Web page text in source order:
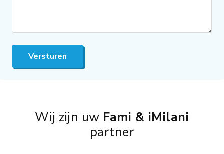
Versturen
Wij zijn uw Fami & iMilani
partner